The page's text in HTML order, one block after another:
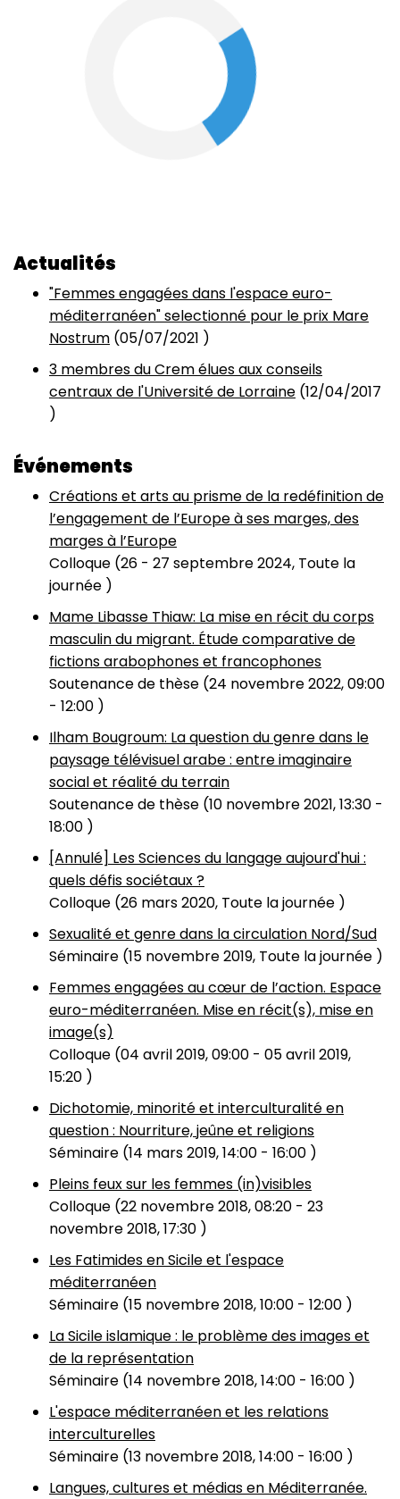
Actualités
"Femmes engagées dans l'espace euro-
méditerranéen" selectionné pour le prix Mare
Nostrum (05/07/2021 )
3 membres du Crem élues aux conseils
centraux de l'Université de Lorraine (12/04/2017
)
Événements
Créations et arts au prisme de la redéfinition de
l’engagement de l’Europe à ses marges, des
marges à l’Europe
Colloque (26 - 27 septembre 2024, Toute la
journée )
Mame Libasse Thiaw: La mise en récit du corps
masculin du migrant. Étude comparative de
fictions arabophones et francophones
Soutenance de thèse (24 novembre 2022, 09:00
- 12:00 )
Ilham Bougroum: La question du genre dans le
paysage télévisuel arabe : entre imaginaire
social et réalité du terrain
Soutenance de thèse (10 novembre 2021, 13:30 -
18:00 )
[Annulé] Les Sciences du langage aujourd'hui :
quels défis sociétaux ?
Colloque (26 mars 2020, Toute la journée )
Sexualité et genre dans la circulation Nord/Sud
Séminaire (15 novembre 2019, Toute la journée )
Femmes engagées au cœur de l’action. Espace
euro-méditerranéen. Mise en récit(s), mise en
image(s)
Colloque (04 avril 2019, 09:00 - 05 avril 2019,
15:20 )
Dichotomie, minorité et interculturalité en
question : Nourriture, jeûne et religions
Séminaire (14 mars 2019, 14:00 - 16:00 )
Pleins feux sur les femmes (in)visibles
Colloque (22 novembre 2018, 08:20 - 23
novembre 2018, 17:30 )
Les Fatimides en Sicile et l'espace
méditerranéen
Séminaire (15 novembre 2018, 10:00 - 12:00 )
La Sicile islamique : le problème des images et
de la représentation
Séminaire (14 novembre 2018, 14:00 - 16:00 )
L'espace méditerranéen et les relations
interculturelles
Séminaire (13 novembre 2018, 14:00 - 16:00 )
Langues, cultures et médias en Méditerranée.